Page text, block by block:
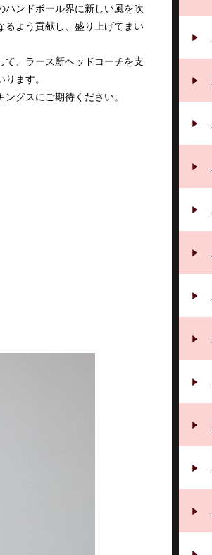
ハンドボール界に新しい風を吹
るよう貢献し、盛り上げてまい
て、ラース新ヘッドコーチを支
ます。
グスにご期待ください。